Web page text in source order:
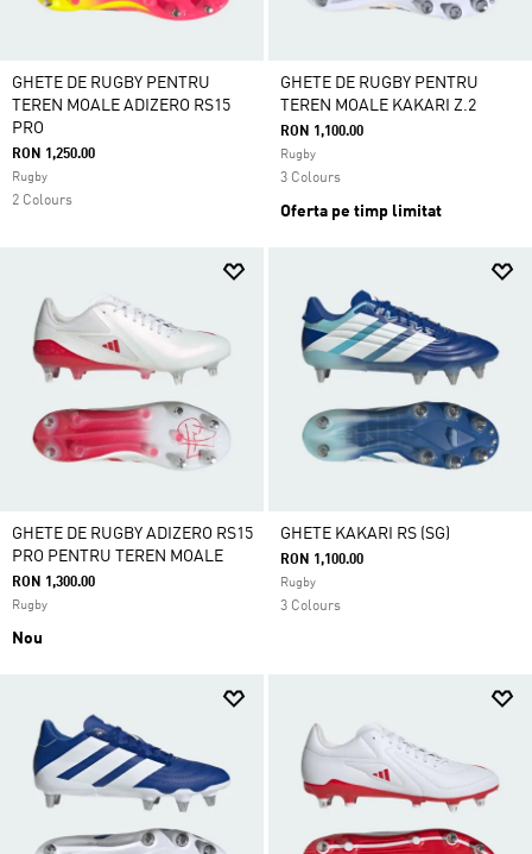
GHETE DE RUGBY PENTRU
TEREN MOALE ADIZERO RS15
PRO
RON 1,250.00
Rugby
2 Colours
GHETE DE RUGBY PENTRU
TEREN MOALE KAKARI Z.2
RON 1,100.00
Rugby
3 Colours
Oferta pe timp limitat
GHETE DE RUGBY ADIZERO RS15
PRO PENTRU TEREN MOALE
RON 1,300.00
Rugby
Nou
GHETE KAKARI RS (SG)
RON 1,100.00
Rugby
3 Colours